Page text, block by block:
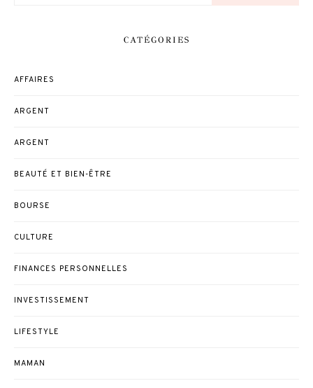
CATÉGORIES
AFFAIRES
ARGENT
ARGENT
BEAUTÉ ET BIEN-ÊTRE
BOURSE
CULTURE
FINANCES PERSONNELLES
INVESTISSEMENT
LIFESTYLE
MAMAN